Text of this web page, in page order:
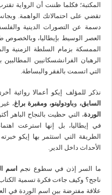
المكتبة؛ فكلما ظننت أن الرواية
تقضي على احتمالاتك الواهمة.
دسمة عن التصورات الدينية
العصر الوسيط بإيطاليا، وبالخصوص
الممسكة بزمام السلطة الزمنية
الرهبان الفرانشسكانيين
التي اتسمت بالفقر والبساطة.
نذكر للمؤلف إيكو أعمالا روائية
السابق، وباودولينو، ومقبرة براغ،
الوردة، التي حظيت بالنجاح الباهر
في إيطاليا، بل إنها استرعت
الطريقة التي استثمر بها إيكو
الأحداث داخل الدير.
ما السر إذن في سطوع نجم اسم
ناجح؟ وكيف جاءت فكرة تسمية
علاقة مفترضة بين اسم الوردة في